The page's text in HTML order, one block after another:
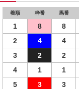
着順 枠番 馬番
1 8 8
2
4 4
3
2 2
4
1 1
5
3 3